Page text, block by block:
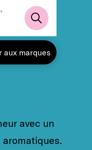
aux marques
avec un